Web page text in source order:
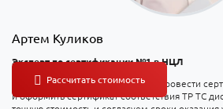
Артем Куликов
Эксперт по сертификации №1 в НЦЛ
На консультации вы узнаете, как провести
и оформить сертификат соответствия ТР ТС